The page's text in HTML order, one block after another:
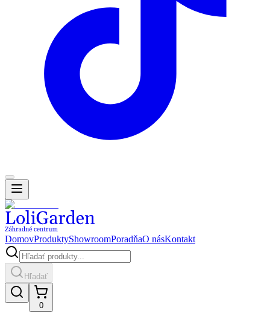
DomovProduktyShowroomPoradňaO násKontakt
Hľadať
0